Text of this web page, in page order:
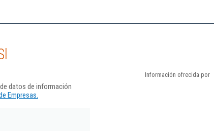
Información ofrecida por
datos de información
Empresas.